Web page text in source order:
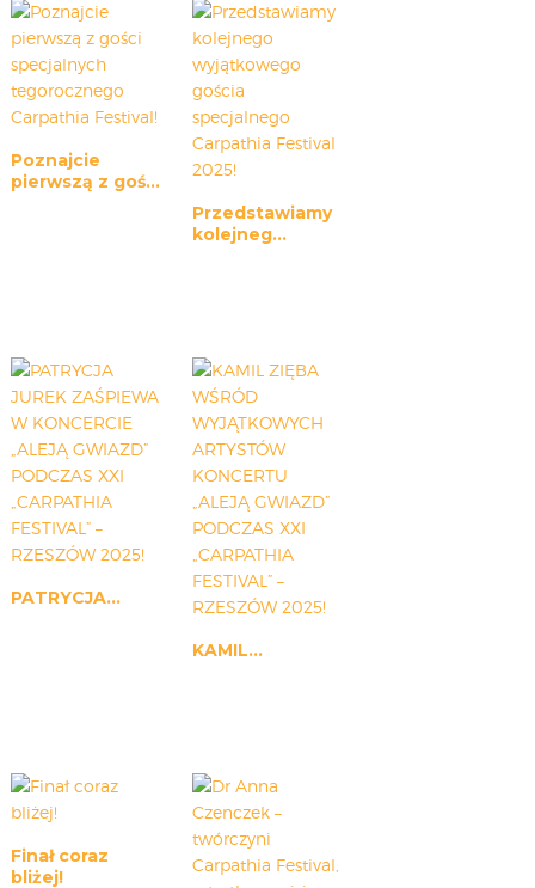
Poznajcie
pierwszą z goś...
Przedstawiamy
kolejneg...
PATRYCJA...
KAMIL...
Finał coraz
bliżej!